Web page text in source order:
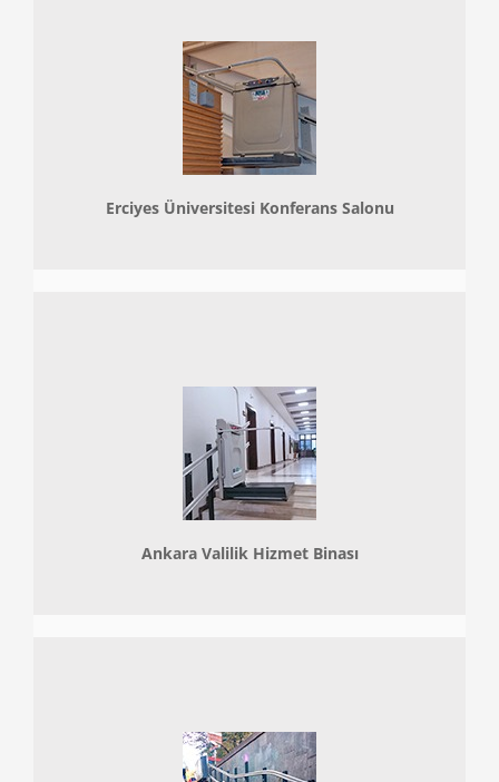
Erciyes Üniversitesi Konferans Salonu
Ankara Valilik Hizmet Binası